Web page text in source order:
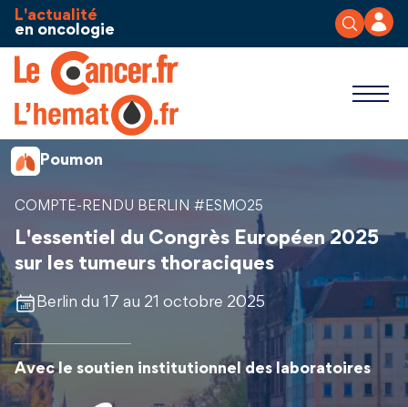
Aller au contenu
L'actualité
en oncologie
Poumon
COMPTE-RENDU BERLIN #ESMO25
L'essentiel du Congrès Européen 2025
sur les tumeurs thoraciques
Berlin du 17 au 21 octobre 2025
Avec le soutien institutionnel des laboratoires
Panneau de gestion des cookies